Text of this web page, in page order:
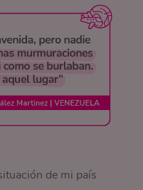
de mi país